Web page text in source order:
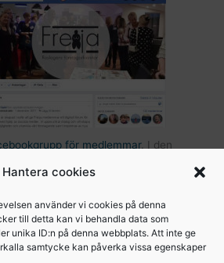
Hantera cookies
använder vi cookies på denna
till detta kan vi behandla data som
unika ID:n på denna webbplats. Att inte ge
samtycke kan påverka vissa egenskaper
för medlemmar. I den
medlem kommunicera med andra Freijor,
du är Freija och finns på Facebook –
.